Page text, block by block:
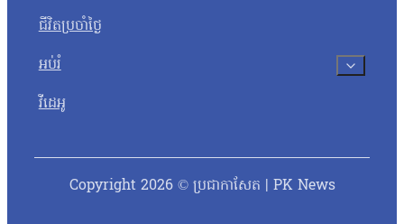
ជីវិតប្រចាំថ្ងៃ
អប់រំ
វីដេអូ
Copyright 2026 © ប្រជាកាសែត | PK News